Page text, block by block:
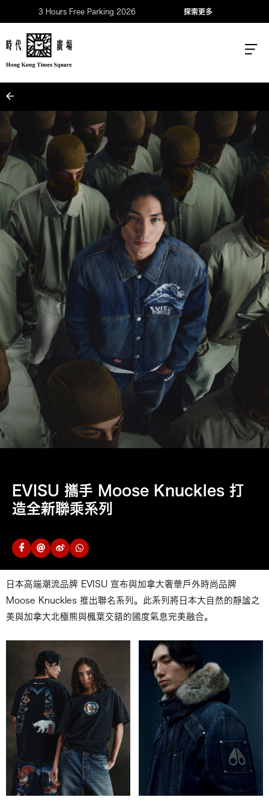
3 Hours Free Parking 2026 探索更多
EVISU 攜手 Moose Knuckles 打
造全新聯乘系列
日本高端潮流品牌 EVISU 宣布與加拿大奢華戶外時尚品牌
Moose Knuckles 推出聯名系列。此系列將日本大自然的靜謐之